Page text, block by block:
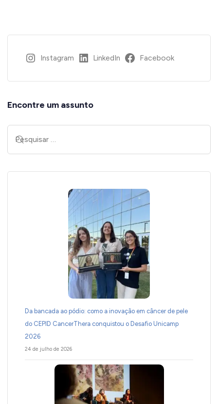
Instagram LinkedIn Facebook
Encontre um assunto
Da bancada ao pódio: como a inovação em câncer de pele
do CEPID CancerThera conquistou o Desafio Unicamp
2026
24 de julho de 2026